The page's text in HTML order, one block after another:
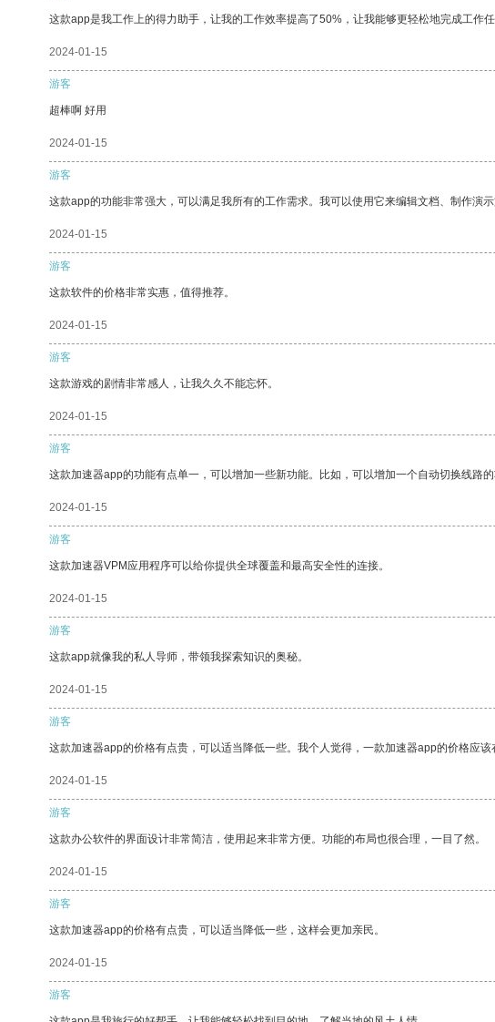
这款app是我工作上的得力助手，让我的工作效率提高了50%，让我能够更轻松地完成工作任
2024-01-15
游客
超棒啊 好用
2024-01-15
游客
这款app的功能非常强大，可以满足我所有的工作需求。我可以使用它来编辑文档、制作演示
2024-01-15
游客
这款软件的价格非常实惠，值得推荐。
2024-01-15
游客
这款游戏的剧情非常感人，让我久久不能忘怀。
2024-01-15
游客
这款加速器app的功能有点单一，可以增加一些新功能。比如，可以增加一个自动切换线路
2024-01-15
游客
这款加速器VPM应用程序可以给你提供全球覆盖和最高安全性的连接。
2024-01-15
游客
这款app就像我的私人导师，带领我探索知识的奥秘。
2024-01-15
游客
这款加速器app的价格有点贵，可以适当降低一些。我个人觉得，一款加速器app的价格应该
2024-01-15
游客
这款办公软件的界面设计非常简洁，使用起来非常方便。功能的布局也很合理，一目了然。
2024-01-15
游客
这款加速器app的价格有点贵，可以适当降低一些，这样会更加亲民。
2024-01-15
游客